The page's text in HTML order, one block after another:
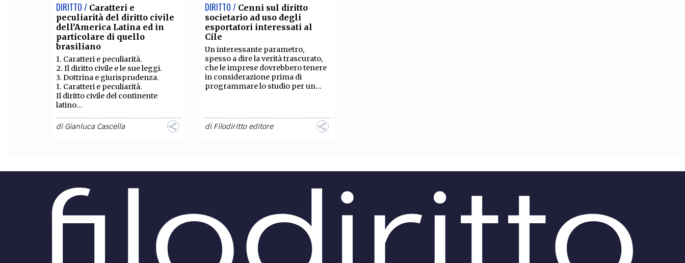
DIRITTO / Caratteri e
peculiarità del diritto civile
dell’America Latina ed in
particolare di quello
brasiliano
1. Caratteri e peculiarità.
2. Il diritto civile e le sue leggi.
3. Dottrina e giurisprudenza.
1. Caratteri e peculiarità.
Il diritto civile del continente
latino...
diGianluca Cascella
DIRITTO / Cenni sul diritto
societario ad uso degli
esportatori interessati al
Cile
Un interessante parametro,
spesso a dire la verità trascurato,
che le imprese dovrebbero tenere
in considerazione prima di
programmare lo studio per un...
diFilodiritto editore